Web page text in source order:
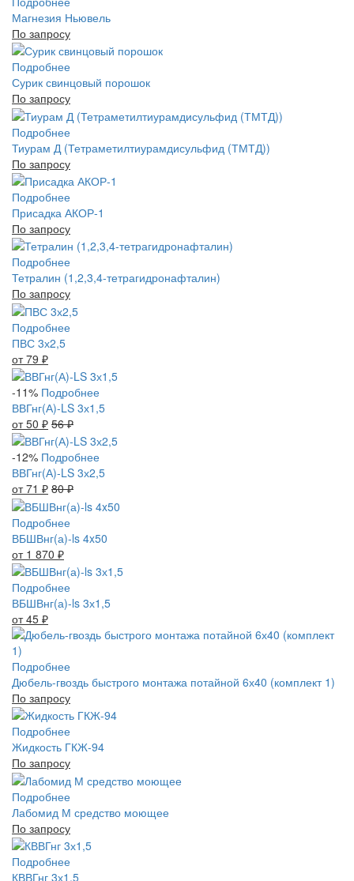
Магнезия Ньювель
По запросу
Подробнее
Сурик свинцовый порошок
По запросу
Подробнее
Тиурам Д (Тетраметилтиурамдисульфид (ТМТД))
По запросу
Подробнее
Присадка АКОР-1
По запросу
Подробнее
Тетралин (1,2,3,4-тетрагидронафталин)
По запросу
Подробнее
ПВС 3х2,5
от 79 ₽
-11% Подробнее
ВВГнг(А)-LS 3х1,5
от 50 ₽ 56₽
-12% Подробнее
ВВГнг(А)-LS 3х2,5
от 71 ₽ 80₽
Подробнее
ВБШВнг(а)-ls 4x50
от 1 870 ₽
Подробнее
ВБШВнг(а)-ls 3х1,5
от 45 ₽
Подробнее
Дюбель-гвоздь быстрого монтажа потайной 6х40 (комплект 1)
По запросу
Подробнее
Жидкость ГКЖ-94
По запросу
Подробнее
Лабомид М средство моющее
По запросу
Подробнее
КВВГнг 3х1,5